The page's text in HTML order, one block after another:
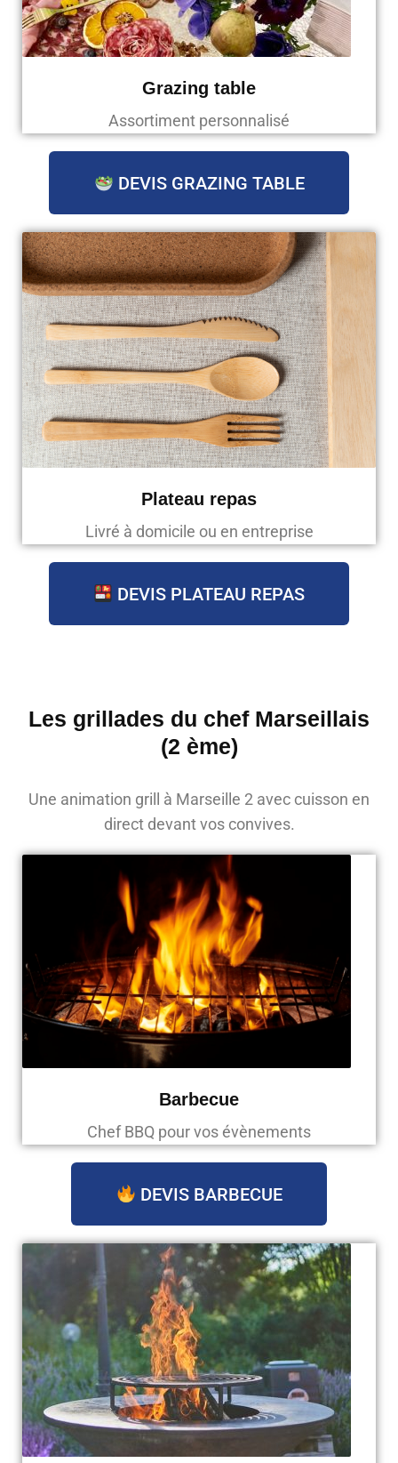
Grazing table
Assortiment personnalisé
DEVIS GRAZING TABLE
Plateau repas
Livré à domicile ou en entreprise
DEVIS PLATEAU REPAS
Les grillades du chef Marseillais
(2 ème)
Une animation grill à Marseille 2 avec cuisson en
direct devant vos convives.
Barbecue
Chef BBQ pour vos évènements
DEVIS BARBECUE